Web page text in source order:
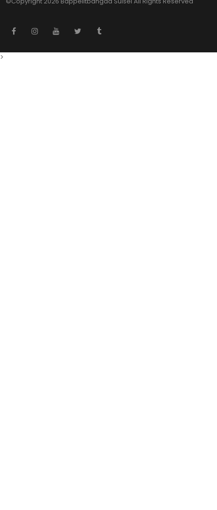
>